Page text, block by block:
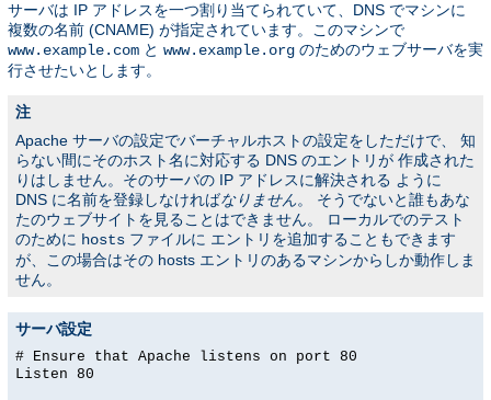
サーバは IP アドレスを一つ割り当てられていて、DNS でマシンに
複数の名前 (CNAME) が指定されています。このマシンで
www.example.com と www.example.org のためのウェブサーバを実
行させたいとします。
注
Apache サーバの設定でバーチャルホストの設定をしただけで、 知
らない間にそのホスト名に対応する DNS のエントリが 作成された
りはしません。そのサーバの IP アドレスに解決される ように
DNS に名前を登録しなければなりません。 そうでないと誰もあな
たのウェブサイトを見ることはできません。 ローカルでのテスト
のために hosts ファイルに エントリを追加することもできます
が、この場合はその hosts エントリのあるマシンからしか動作しま
せん。
サーバ設定
# Ensure that Apache listens on port 80
Listen 80